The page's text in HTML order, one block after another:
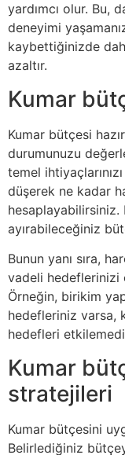
yardımcı olur. Bu,
deneyimi
kaybettiğinizde
azaltır.
Kumar
Kumar bütçesi
durumunuzu
temel
düşerek ne kadar
ayırabileceğiniz
Bunun yanı sıra,
vadeli hedeflerinizi
Örneğin, birikim
hedefleriniz varsa,
hedefleri
Kumar
stratejileri
Kumar bütçesini
Belirlediğiniz